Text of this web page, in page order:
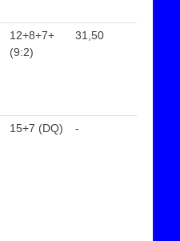
12+8+7+
(9:2)
31,50
15+7 (DQ) -